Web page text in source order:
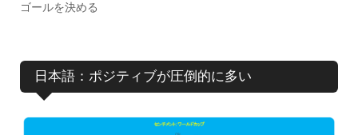
ゴールを決める
日本語：ポジティブが圧倒的に多い